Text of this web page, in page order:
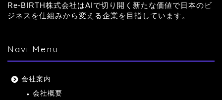
Re-BIRTH株式会社はAIで切り開く新たな価値で日本のビ
ジネスを仕組みから変える企業を目指しています。
Navi Menu
会社案内
会社概要